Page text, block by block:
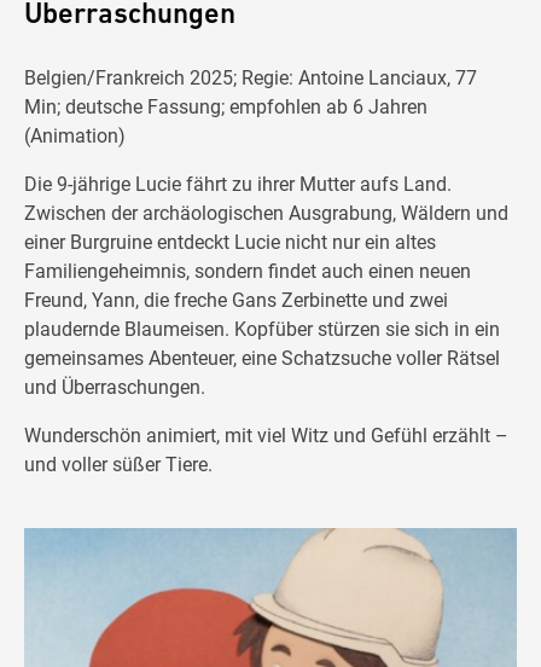
Überraschungen
Belgien/Frankreich 2025; Regie: Antoine Lanciaux, 77
Min; deutsche Fassung; empfohlen ab 6 Jahren
(Animation)
Die 9-jährige Lucie fährt zu ihrer Mutter aufs Land.
Zwischen der archäologischen Ausgrabung, Wäldern und
einer Burgruine entdeckt Lucie nicht nur ein altes
Familiengeheimnis, sondern findet auch einen neuen
Freund, Yann, die freche Gans Zerbinette und zwei
plaudernde Blaumeisen. Kopfüber stürzen sie sich in ein
gemeinsames Abenteuer, eine Schatzsuche voller Rätsel
und Überraschungen.
Wunderschön animiert, mit viel Witz und Gefühl erzählt –
und voller süßer Tiere.